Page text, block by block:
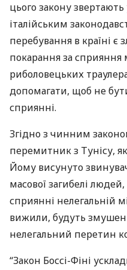
цього закону
італійським
перебування в країні
покарання за сприяння
риболовецьких
допомагати, щоб не
сприянні.
Згідно з чинним
перемитник з Тунісу,
Йому висунуто
масової загибелі
сприянні нелегальній
вижили, будуть
нелегальний перетин
“Закон Боссі-Фіні